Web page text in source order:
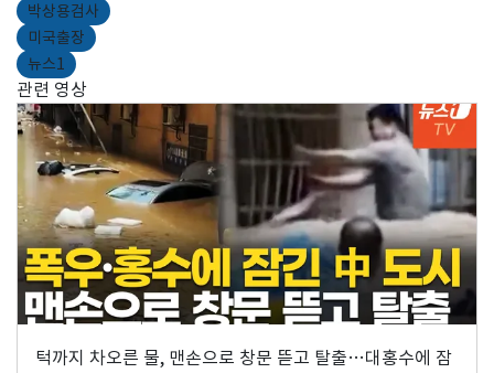
박상용검사
미국출장
뉴스1
관련 영상
턱까지 차오른 물, 맨손으로 창문 뜯고 탈출…대홍수에 잠